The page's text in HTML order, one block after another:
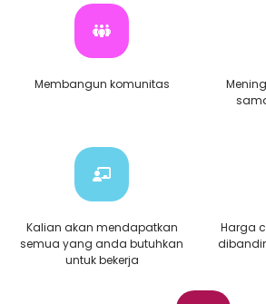
Membangun komunitas
Kalian akan mendapatkan
semua yang anda butuhkan
untuk bekerja
Harga